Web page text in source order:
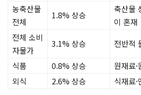
농축산물
전체
1.8% 상승
축산물
이 혼재
전체 소비
자물가
3.1% 상승
전반적
식품
0.8% 상승
원재료
외식
2.6% 상승 식재료